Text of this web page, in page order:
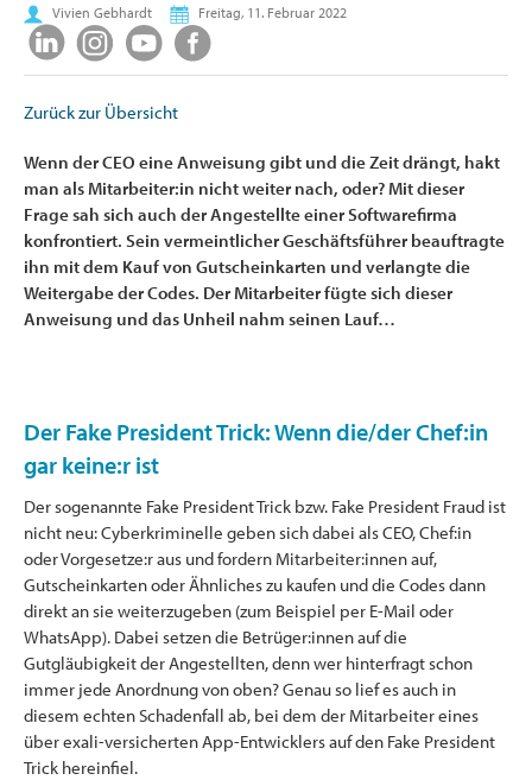
Vivien Gebhardt Freitag, 11. Februar 2022
Zurück zur Übersicht
Wenn der CEO eine Anweisung gibt und die Zeit drängt, hakt
man als Mitarbeiter:in nicht weiter nach, oder? Mit dieser
Frage sah sich auch der Angestellte einer Softwarefirma
konfrontiert. Sein vermeintlicher Geschäftsführer beauftragte
ihn mit dem Kauf von Gutscheinkarten und verlangte die
Weitergabe der Codes. Der Mitarbeiter fügte sich dieser
Anweisung und das Unheil nahm seinen Lauf…
Der Fake President Trick: Wenn die/der Chef:in
gar keine:r ist
Der sogenannte Fake President Trick bzw. Fake President Fraud ist
nicht neu: Cyberkriminelle geben sich dabei als CEO, Chef:in
oder Vorgesetze:r aus und fordern Mitarbeiter:innen auf,
Gutscheinkarten oder Ähnliches zu kaufen und die Codes dann
direkt an sie weiterzugeben (zum Beispiel per E-Mail oder
WhatsApp). Dabei setzen die Betrüger:innen auf die
Gutgläubigkeit der Angestellten, denn wer hinterfragt schon
immer jede Anordnung von oben? Genau so lief es auch in
diesem echten Schadenfall ab, bei dem der Mitarbeiter eines
über exali-versicherten App-Entwicklers auf den Fake President
Trick hereinfiel.